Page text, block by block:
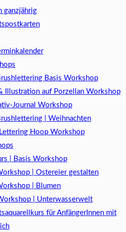
ganzjährig
Basis Workshop
Illustration auf Porzellan Workshop
Journal Workshop
| Weihnachten
Hoop Workshop
| Basis Workshop
| Ostereier gestalten
| Blumen
| Unterwasserwelt
für AnfängerInnen mit